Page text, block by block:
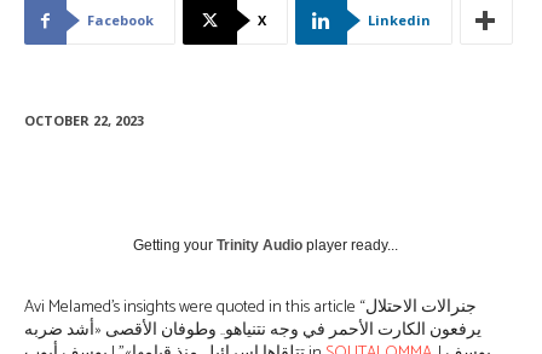
Facebook X Linkedin
OCTOBER 22, 2023
Getting your Trinity Audio player ready...
Avi Melamed’s insights were quoted in this article “جنرالات الاحتلال
يرفعون الكارت الأحمر في وجه نتنياهو.. وطوفان الأقصى «أشد ضربه